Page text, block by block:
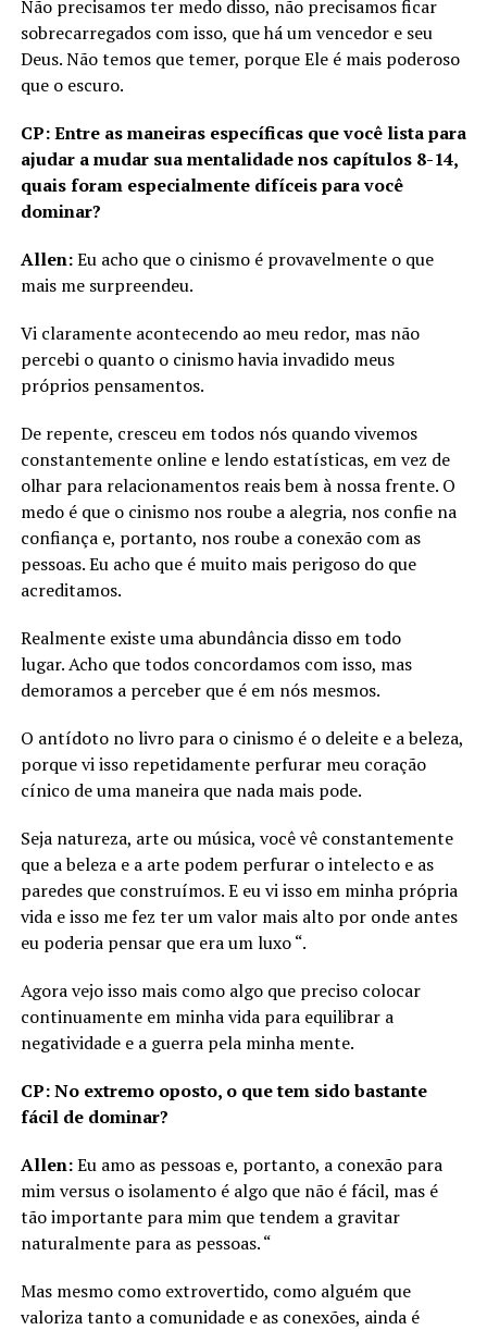
Não precisamos ter medo disso, não precisamos ficar
sobrecarregados com isso, que há um vencedor e seu
Deus. Não temos que temer, porque Ele é mais poderoso
que o escuro.
CP: Entre as maneiras específicas que você lista para
ajudar a mudar sua mentalidade nos capítulos 8-14,
quais foram especialmente difíceis para você
dominar?
Allen:Eu acho que o cinismo é provavelmente o que
mais me surpreendeu.
Vi claramente acontecendo ao meu redor, mas não
percebi o quanto o cinismo havia invadido meus
próprios pensamentos.
De repente, cresceu em todos nós quando vivemos
constantemente online e lendo estatísticas, em vez de
olhar para relacionamentos reais bem à nossa frente. O
medo é que o cinismo nos roube a alegria, nos confie na
confiança e, portanto, nos roube a conexão com as
pessoas. Eu acho que é muito mais perigoso do que
acreditamos.
Realmente existe uma abundância disso em todo
lugar. Acho que todos concordamos com isso, mas
demoramos a perceber que é em nós mesmos.
O antídoto no livro para o cinismo é o deleite e a beleza,
porque vi isso repetidamente perfurar meu coração
cínico de uma maneira que nada mais pode.
Seja natureza, arte ou música, você vê constantemente
que a beleza e a arte podem perfurar o intelecto e as
paredes que construímos. E eu vi isso em minha própria
vida e isso me fez ter um valor mais alto por onde antes
eu poderia pensar que era um luxo “.
Agora vejo isso mais como algo que preciso colocar
continuamente em minha vida para equilibrar a
negatividade e a guerra pela minha mente.
CP: No extremo oposto, o que tem sido bastante
fácil de dominar?
Allen:Eu amo as pessoas e, portanto, a conexão para
mim versus o isolamento é algo que não é fácil, mas é
tão importante para mim que tendem a gravitar
naturalmente para as pessoas. “
Mas mesmo como extrovertido, como alguém que
valoriza tanto a comunidade e as conexões, ainda é